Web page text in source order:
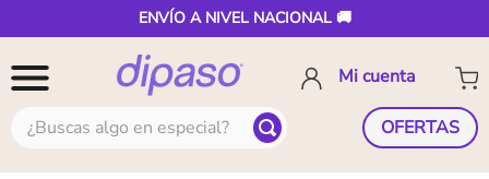
ENVÍO A NIVEL NACIONAL 🚚
¿Buscas algo en especial? OFERTAS